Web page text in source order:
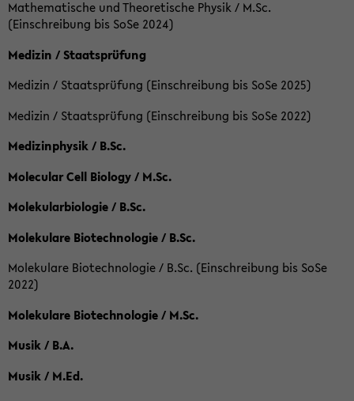
Mathematische und Theoretische Physik / M.Sc.
(Einschreibung bis SoSe 2024)
Medizin / Staatsprüfung
Medizin / Staatsprüfung (Einschreibung bis SoSe 2025)
Medizin / Staatsprüfung (Einschreibung bis SoSe 2022)
Medizinphysik / B.Sc.
Molecular Cell Biology / M.Sc.
Molekularbiologie / B.Sc.
Molekulare Biotechnologie / B.Sc.
Molekulare Biotechnologie / B.Sc. (Einschreibung bis SoSe
2022)
Molekulare Biotechnologie / M.Sc.
Musik / B.A.
Musik / M.Ed.